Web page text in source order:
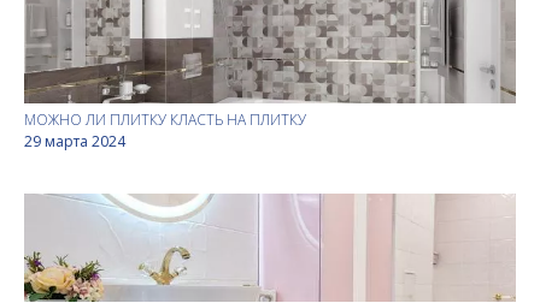
МОЖНО ЛИ ПЛИТКУ КЛАСТЬ НА ПЛИТКУ
29 марта 2024